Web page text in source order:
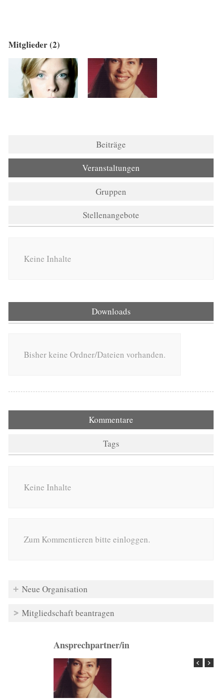
Mitglieder (2)
Beiträge
Veranstaltungen
Gruppen
Stellenangebote
Keine Inhalte
Downloads
Bisher keine Ordner/Dateien vorhanden.
Kommentare
Tags
Keine Inhalte
Zum Kommentieren bitte einloggen.
Neue Organisation
Mitgliedschaft beantragen
Ansprechpartner/in